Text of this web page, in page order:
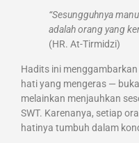
“Sesungguhnya
adalah orang yang
(HR. At-Tirmidzi)
Hadits ini
hati yang mengeras —
melainkan menjauhkan
SWT. Karenanya, setiap
hatinya tumbuh dalam